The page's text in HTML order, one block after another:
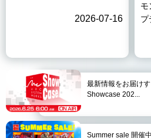
2026-07-16
モ
プ
最新情報をお届け
Showcase 202...
Summer sale 開催